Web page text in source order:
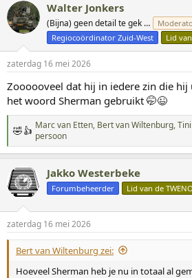
r
d
e
i
n
g
e
n
:
Walter Jonkers
(Bijna) geen detail te gek …
Regiocoördinator Zuid-West
Lid
zaterdag 16 mei 2026
Zoooooveel dat hij in iedere zin die
het woord Sherman gebruikt 🤭😉
W
a
a
r
d
e
i
n
g
n
Marc van Etten, Bert van Wiltenburg,
persoon
Jakko Westerbeke
Forumbeheerder Lid van de
zaterdag 16 mei 2026
Bert van Wiltenburg zei:
Hoeveel Sherman heb je nu in totaal al